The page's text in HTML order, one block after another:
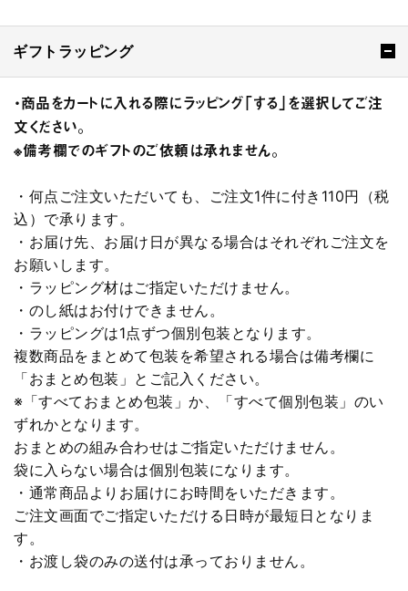
ギフトラッピング
・商品をカートに入れる際にラッピング「する」を選択してご注
文ください。
※備考欄でのギフトのご依頼は承れません。
・何点ご注文いただいても、ご注文1件に付き110円（税
込）で承ります。
・お届け先、お届け日が異なる場合はそれぞれご注文を
お願いします。
・ラッピング材はご指定いただけません。
・のし紙はお付けできません。
・ラッピングは1点ずつ個別包装となります。
複数商品をまとめて包装を希望される場合は備考欄に
「おまとめ包装」とご記入ください。
※「すべておまとめ包装」か、「すべて個別包装」のい
ずれかとなります。
おまとめの組み合わせはご指定いただけません。
袋に入らない場合は個別包装になります。
・通常商品よりお届けにお時間をいただきます。
ご注文画面でご指定いただける日時が最短日となりま
す。
・お渡し袋のみの送付は承っておりません。